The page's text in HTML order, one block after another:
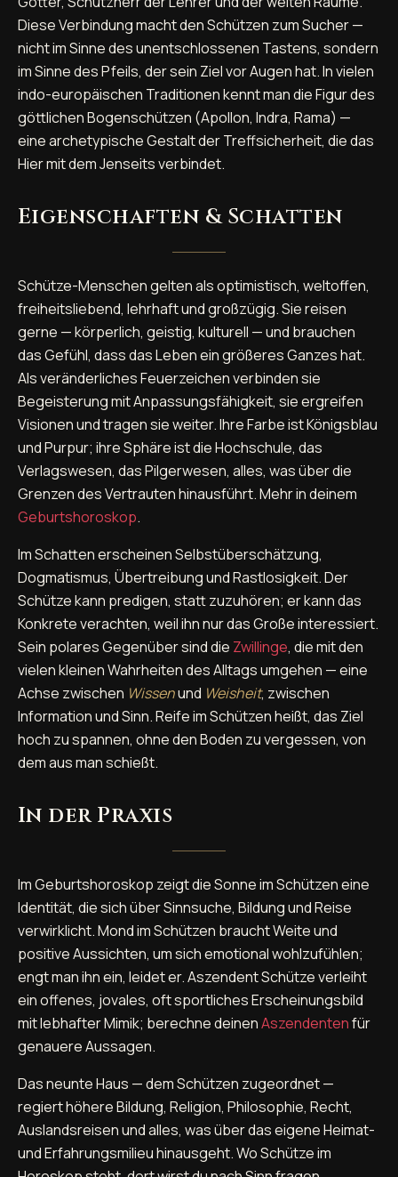
Diese Verbindung macht den Schützen zum Sucher —
nicht im Sinne des unentschlossenen Tastens, sondern
im Sinne des Pfeils, der sein Ziel vor Augen hat. In vielen
indo-europäischen Traditionen kennt man die Figur des
göttlichen Bogenschützen (Apollon, Indra, Rama) —
eine archetypische Gestalt der Treffsicherheit, die das
Hier mit dem Jenseits verbindet.
Eigenschaften & Schatten
Schütze-Menschen gelten als optimistisch, weltoffen,
freiheitsliebend, lehrhaft und großzügig. Sie reisen
gerne — körperlich, geistig, kulturell — und brauchen
das Gefühl, dass das Leben ein größeres Ganzes hat.
Als veränderliches Feuerzeichen verbinden sie
Begeisterung mit Anpassungsfähigkeit, sie ergreifen
Visionen und tragen sie weiter. Ihre Farbe ist Königsblau
und Purpur; ihre Sphäre ist die Hochschule, das
Verlagswesen, das Pilgerwesen, alles, was über die
Grenzen des Vertrauten hinausführt. Mehr in deinem
Geburtshoroskop.
Im Schatten erscheinen Selbstüberschätzung,
Dogmatismus, Übertreibung und Rastlosigkeit. Der
Schütze kann predigen, statt zuzuhören; er kann das
Konkrete verachten, weil ihn nur das Große interessiert.
Sein polares Gegenüber sind die Zwillinge, die mit den
vielen kleinen Wahrheiten des Alltags umgehen — eine
Achse zwischen Wissenund Weisheit, zwischen
Information und Sinn. Reife im Schützen heißt, das Ziel
hoch zu spannen, ohne den Boden zu vergessen, von
dem aus man schießt.
In der Praxis
Im Geburtshoroskop zeigt die Sonne im Schützen eine
Identität, die sich über Sinnsuche, Bildung und Reise
verwirklicht. Mond im Schützen braucht Weite und
positive Aussichten, um sich emotional wohlzufühlen;
engt man ihn ein, leidet er. Aszendent Schütze verleiht
ein offenes, jovales, oft sportliches Erscheinungsbild
mit lebhafter Mimik; berechne deinenAszendentenfür
genauere Aussagen.
Das neunte Haus — dem Schützen zugeordnet —
regiert höhere Bildung, Religion, Philosophie, Recht,
Auslandsreisen und alles, was über das eigene Heimat-
und Erfahrungsmilieu hinausgeht. Wo Schütze im